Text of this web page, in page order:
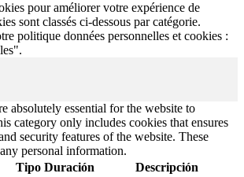
pour améliorer votre expérience de
sont classés ci-dessous par catégorie.
politique données personnelles et cookies :
absolutely essential for the website to
category only includes cookies that ensures
security features of the website. These
personal information.
Tipo Duración Descripción